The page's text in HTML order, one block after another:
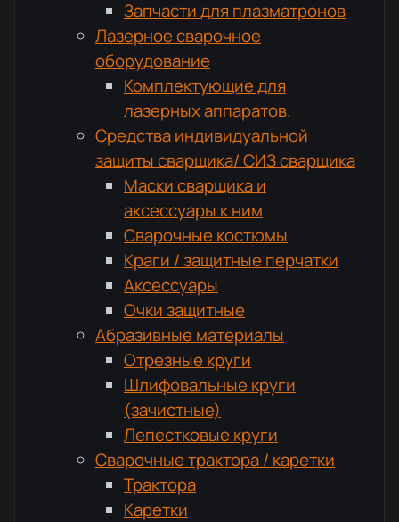
Запчасти для плазматронов
Лазерное сварочное
оборудование
Комплектующие для
лазерных аппаратов.
Средства индивидуальной
защиты сварщика/ СИЗ сварщика
Маски сварщика и
аксессуары к ним
Сварочные костюмы
Краги / защитные перчатки
Аксессуары
Очки защитные
Абразивные материалы
Отрезные круги
Шлифовальные круги
(зачистные)
Лепестковые круги
Сварочные трактора / каретки
Трактора
Каретки